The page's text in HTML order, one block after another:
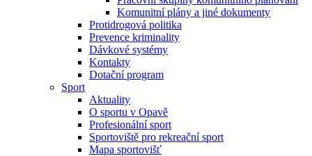
Komunitní plány a jiné dokumenty
Protidrogová politika
Prevence kriminality
Dávkové systémy
Kontakty
Dotační program
Sport
Aktuality
O sportu v Opavě
Profesionální sport
Sportoviště pro rekreační sport
Mapa sportovišť